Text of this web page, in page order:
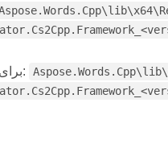
برای پیکربندی اشکال زدایی: